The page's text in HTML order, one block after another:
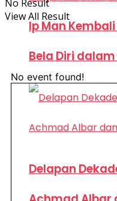
Ip Man
Bela Diri dalam
Delapan
No Result
View All Result
No event found!